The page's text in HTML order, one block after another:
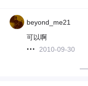
beyond_me21
可以啊
2010-09-30